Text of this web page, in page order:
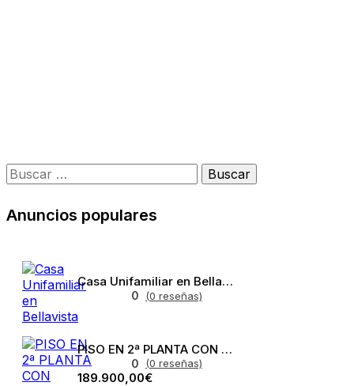
Anuncios populares
Casa Unifamiliar en Bellavista
0 (0 reseñas)
PISO EN 2ª PLANTA CON ASCENSOR EN BELLAVISTA
0 (0 reseñas)
189.900,00€